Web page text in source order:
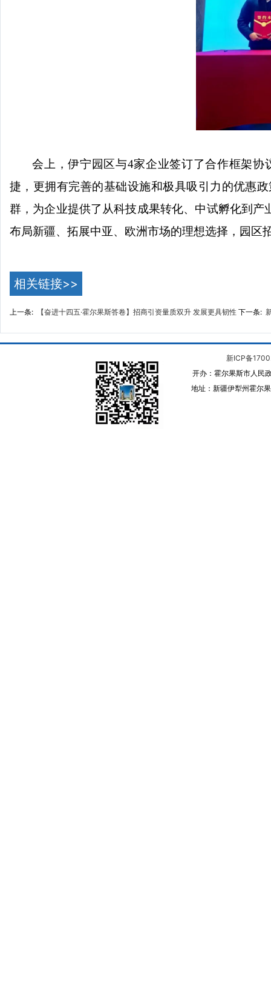
会上，伊宁园区与4家企业签订了合作框架协
捷，更拥有完善的基础设施和极具吸引力的优惠
群，为企业提供了从科技成果转化、中试孵化到
布局新疆、拓展中亚、欧洲市场的理想选择，园区
相关链接>>
上一条: 【奋进十四五·霍尔果斯答卷】招商引资量质双升 发展更具韧性 下一条:
新ICP备
开办：霍尔果斯市人民
地址：新疆伊犁州霍